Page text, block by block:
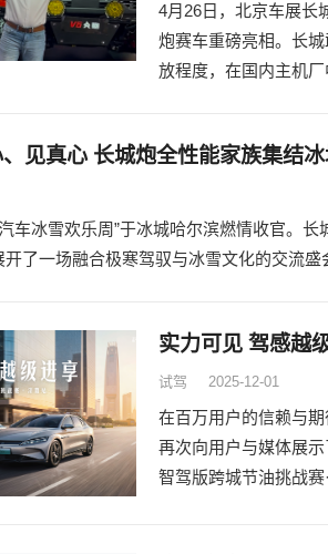
4月26日，北京车展长
炮赛车重磅亮相。长
放程度，在国内主机
见真心 长城炮全性能家族集结
车冰雪欢乐周”于冰城哈尔滨燃情收官。
了一场融合极寒驾驭与冰雪文化的交流
实力可见 驾感越
试驾 2025-12-01
在百万用户的信赖与
再次向用户与媒体展
智驾版跨城节油挑战